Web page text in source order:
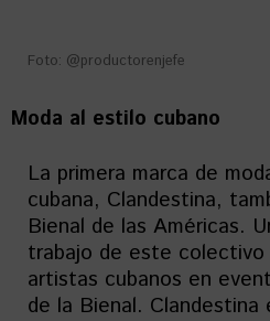
Foto: @productorenjefe
Moda al estilo cubano
La primera marca de
cubana, Clandestina,
Bienal de las Américas.
trabajo de este colectivo
artistas cubanos en
de la Bienal.